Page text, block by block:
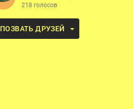
218 голосов
ПОЗВАТЬ ДРУЗЕЙ